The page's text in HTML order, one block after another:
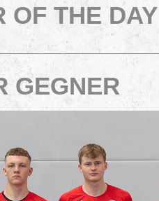
OF THE DAY
GEGNER